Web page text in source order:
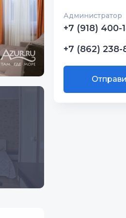
Администратор
+7 (918) 400-
+7 (862) 238-